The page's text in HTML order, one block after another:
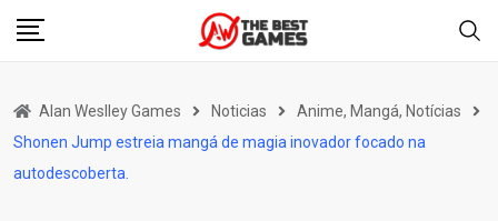
Skip
Alan Weslley Games Noticias
Anime, Mangá, Notícias
Shonen Jump estreia mangá de magia inovador focado na
autodescoberta.